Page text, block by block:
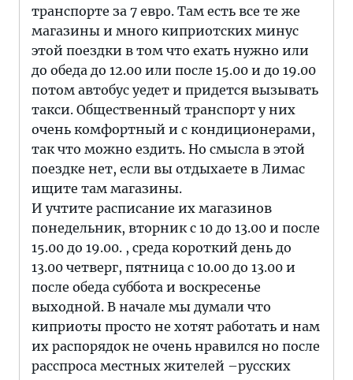
транспорте за 7 евро. Там есть все те же
магазины и много киприотских минус
этой поездки в том что ехать нужно или
до обеда до 12.00 или после 15.00 и до 19.00
потом автобус уедет и придется вызывать
такси. Общественный транспорт у них
очень комфортный и с кондиционерами,
так что можно ездить. Но смысла в этой
поездке нет, если вы отдыхаете в Лимас
ищите там магазины.
И учтите расписание их магазинов
понедельник, вторник с 10 до 13.00 и после
15.00 до 19.00. , среда короткий день до
13.00 четверг, пятница с 10.00 до 13.00 и
после обеда суббота и воскресенье
выходной. В начале мы думали что
киприоты просто не хотят работать и нам
их распорядок не очень нравился но после
расспроса местных жителей –русских